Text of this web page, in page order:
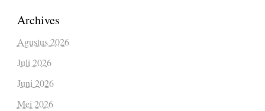
Archives
Agustus 2026
Juli 2026
Juni 2026
Mei 2026